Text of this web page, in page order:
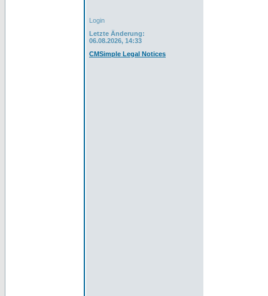
Login
Letzte Änderung:
06.08.2026, 14:33
CMSimple Legal Notices